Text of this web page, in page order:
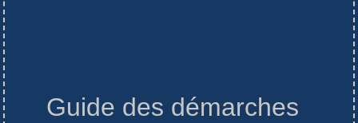
Guide des démarches